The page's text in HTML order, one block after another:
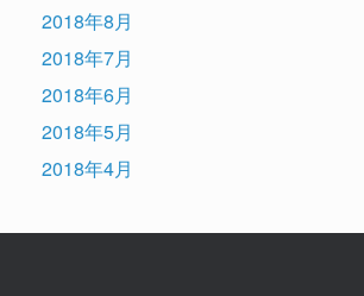
2018年8月
2018年7月
2018年6月
2018年5月
2018年4月